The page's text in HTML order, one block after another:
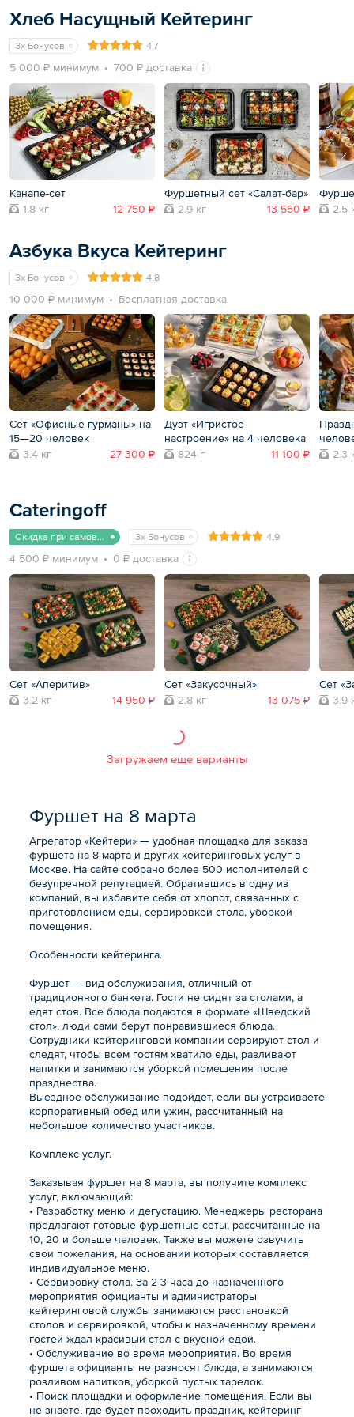
Хлеб Насущный Кейтеринг
3x Бонусов 4,7
5 000 ₽ минимум 700 ₽ доставка
Канапе-сет
1.8 кг
12 750 ₽
Фуршетный сет «Салат-бар»
2.9 кг
13 550 ₽
2.5
Азбука Вкуса Кейтеринг
3x Бонусов 4,8
10 000 ₽ минимум Бесплатная доставка
Сет «Офисные гурманы» на
15—20 человек
3.4 кг
27 300 ₽
Дуэт «Игристое
настроение» на 4 человека
824 г
11 100 ₽
2.3
Cateringoff
Скидка при самовывозе 3x Бонусов 4,9
4 500 ₽ минимум 0 ₽ доставка
Сет «Аперитив»
3.2 кг
14 950 ₽
Сет «Закусочный»
2.8 кг
13 075 ₽
Сет
3.9
Загружаем еще варианты
Фуршет на 8 марта
Агрегатор «Кейтери» — удобная площадка для заказа
фуршета на 8 марта и других кейтеринговых услуг в
Москве. На сайте собрано более 500 исполнителей с
безупречной репутацией. Обратившись в одну из
компаний, вы избавите себя от хлопот, связанных с
приготовлением еды, сервировкой стола, уборкой
помещения.
Особенности кейтеринга.
Фуршет — вид обслуживания, отличный от
традиционного банкета. Гости не сидят за столами, а
едят стоя. Все блюда подаются в формате «Шведский
стол», люди сами берут понравившиеся блюда.
Сотрудники кейтеринговой компании сервируют стол и
следят, чтобы всем гостям хватило еды, разливают
напитки и занимаются уборкой помещения после
празднества.
Выездное обслуживание подойдет, если вы устраиваете
корпоративный обед или ужин, рассчитанный на
небольшое количество участников.
Комплекс услуг.
Заказывая фуршет на 8 марта, вы получите комплекс
услуг, включающий:
• Разработку меню и дегустацию. Менеджеры ресторана
предлагают готовые фуршетные сеты, рассчитанные на
10, 20 и больше человек. Также вы можете озвучить
свои пожелания, на основании которых составляется
индивидуальное меню.
• Сервировку стола. За 2-3 часа до назначенного
мероприятия официанты и администраторы
кейтеринговой службы занимаются расстановкой
столов и сервировкой, чтобы к назначенному времени
гостей ждал красивый стол с вкусной едой.
• Обслуживание во время мероприятия. Во время
фуршета официанты не разносят блюда, а занимаются
розливом напитков, уборкой пустых тарелок.
• Поиск площадки и оформление помещения. Если вы
не знаете, где будет проходить праздник, кейтеринг